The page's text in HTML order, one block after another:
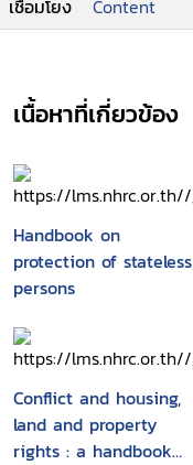
เชื่อมโยง Content
เนื้อหาที่เกี่ยวข้อง
Handbook on
protection of stateless
persons
Conflict and housing,
land and property
rights : a handbook